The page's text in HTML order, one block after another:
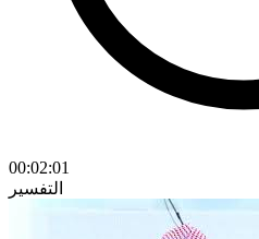
00:02:01
التفسير